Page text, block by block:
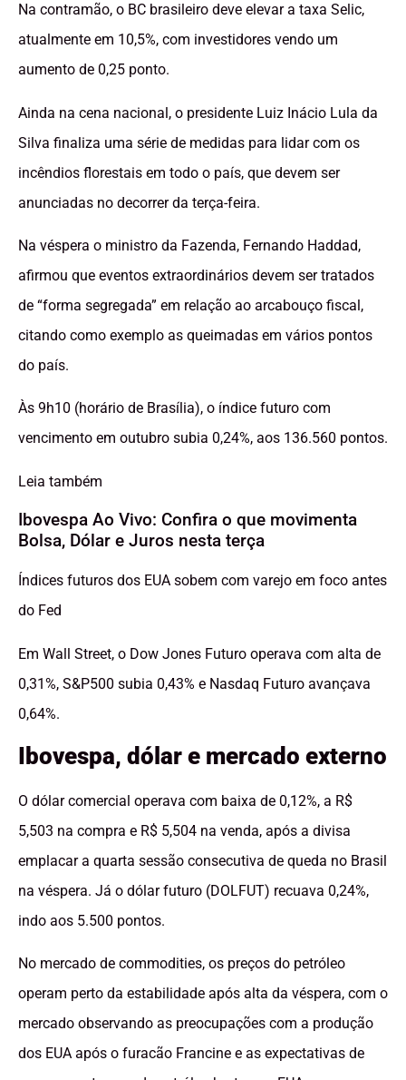
Na contramão, o BC brasileiro deve elevar a taxa Selic,
atualmente em 10,5%, com investidores vendo um
aumento de 0,25 ponto.
Ainda na cena nacional, o presidente Luiz Inácio Lula da
Silva finaliza uma série de medidas para lidar com os
incêndios florestais em todo o país, que devem ser
anunciadas no decorrer da terça-feira.
Na véspera o ministro da Fazenda, Fernando Haddad,
afirmou que eventos extraordinários devem ser tratados
de “forma segregada” em relação ao arcabouço fiscal,
citando como exemplo as queimadas em vários pontos
do país.
Às 9h10 (horário de Brasília), o índice futuro com
vencimento em outubro subia 0,24%, aos 136.560 pontos.
Leia também
Ibovespa Ao Vivo: Confira o que movimenta
Bolsa, Dólar e Juros nesta terça
Índices futuros dos EUA sobem com varejo em foco antes
do Fed
Em Wall Street, o Dow Jones Futuro operava com alta de
0,31%, S&P500 subia 0,43% e Nasdaq Futuro avançava
0,64%.
Ibovespa, dólar e mercado externo
O dólar comercial operava com baixa de 0,12%, a R$
5,503 na compra e R$ 5,504 na venda, após a divisa
emplacar a quarta sessão consecutiva de queda no Brasil
na véspera. Já o dólar futuro (DOLFUT) recuava 0,24%,
indo aos 5.500 pontos.
No mercado de commodities, os preços do petróleo
operam perto da estabilidade após alta da véspera, com o
mercado observando as preocupações com a produção
dos EUA após o furacão Francine e as expectativas de